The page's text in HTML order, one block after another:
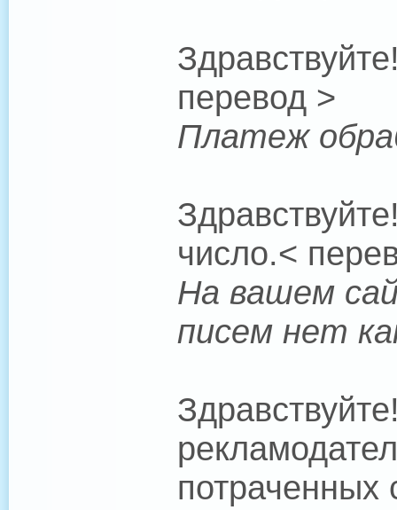
перевод >
Платеж
число.<
На вашем
писем нет
потраченных